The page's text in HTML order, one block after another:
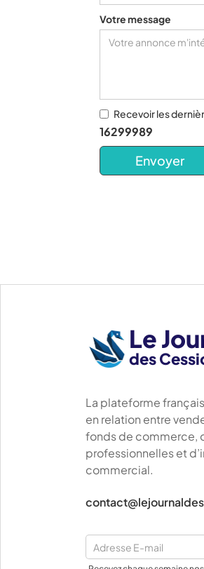
Votre message
Recevoir les
16299989
Le
des
La plateforme
en relation entre
fonds de commerce,
professionnelles et
commercial.